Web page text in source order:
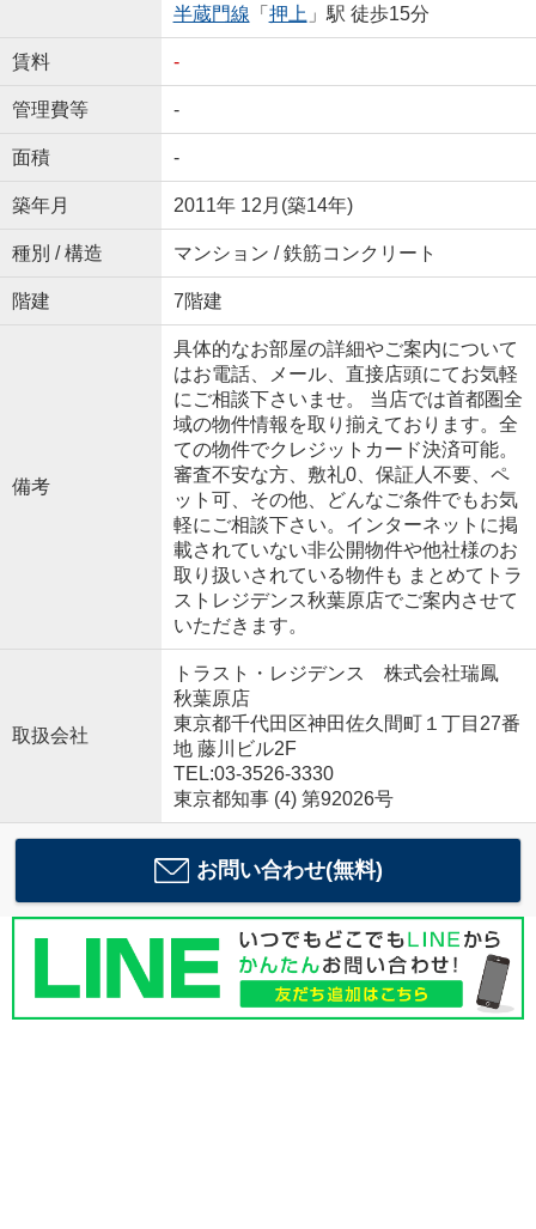
半蔵門線 「 押上 」駅 徒歩15分
賃料 -
管理費等 -
面積 -
築年月 2011年 12月(築14年)
種別 / 構造 マンション / 鉄筋コンクリート
階建 7階建
備考
具体的なお部屋の詳細やご案内について
はお電話、メール、直接店頭にてお気軽
にご相談下さいませ。 当店では首都圏全
域の物件情報を取り揃えております。全
ての物件でクレジットカード決済可能。
審査不安な方、敷礼0、保証人不要、ペ
ット可、その他、どんなご条件でもお気
軽にご相談下さい。インターネットに掲
載されていない非公開物件や他社様のお
取り扱いされている物件も まとめてトラ
ストレジデンス秋葉原店でご案内させて
いただきます。
取扱会社
トラスト・レジデンス 株式会社瑞鳳
秋葉原店
東京都千代田区神田佐久間町１丁目27番
地 藤川ビル2F
TEL:03-3526-3330
東京都知事 (4) 第92026号
お問い合わせ(無料)